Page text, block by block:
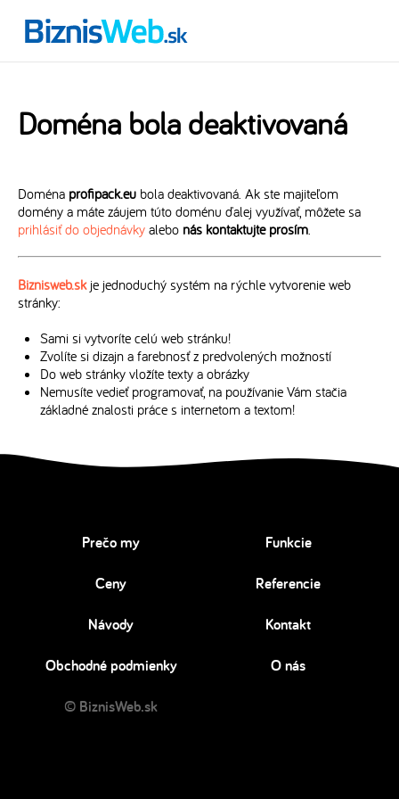
Doména bola deaktivovaná
Doména profipack.eu bola deaktivovaná. Ak ste majiteľom
domény a máte záujem túto doménu ďalej využívať, môžete sa
prihlásiť do objednávky alebo nás kontaktujte prosím.
Biznisweb.skje jednoduchý systém na rýchle vytvorenie web
stránky:
Sami si vytvoríte celú web stránku!
Zvolíte si dizajn a farebnosť z predvolených možností
Do web stránky vložíte texty a obrázky
Nemusíte vedieť programovať, na používanie Vám stačia
základné znalosti práce s internetom a textom!
Prečo my Funkcie
Ceny Referencie
Návody Kontakt
Obchodné podmienky O nás
© BiznisWeb.sk